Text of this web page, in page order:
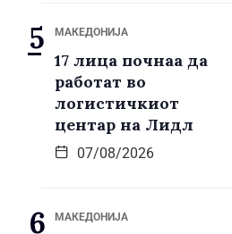
МАКЕДОНИЈА
17 лица почнаа да
работат во
логистичкиот
центар на Лидл
07/08/2026
МАКЕДОНИЈА